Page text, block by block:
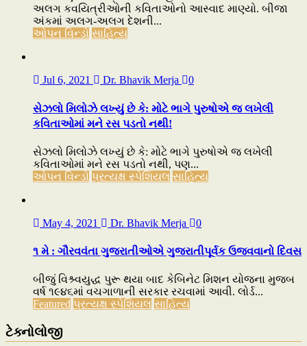
અલગ કવયિત્રીઓની કવિતાઓનો આસ્વાદ માણ્યો. બીજા
અંકમાં અલગ-અલગ દેશની...
ઓપન વિન્ડો સાહિત્ય
Jul 6, 2021 Dr. Bhavik Merja 0
સેઝલો મિલોઝે લખ્યું છે કે: મોટે ભાગે પુરુષોએ જ લખેલી
કવિતાઓમાં મને રસ પડતો નથી!
સેઝલો મિલોઝે લખ્યું છે કે: મોટે ભાગે પુરુષોએ જ લખેલી
કવિતાઓમાં મને રસ પડતો નથી, પણ...
ઓપન વિન્ડો પ્રત્યક્ષ સ્પેશિયલ સાહિત્ય
May 4, 2021 Dr. Bhavik Merja 0
૧ મે : ગૌરવવંતા ગુજરાતીઓએ ગુજરાતીપૂર્વક ઉજવવાનો દિવસ
બીજું વિશ્ર્વયુદ્ધ પુરૂ થયા બાદ કેબિનેટ મિશન યોજના મુજબ
વર્ષ ૧૯૪૬માં વચગાળાની સરકાર રચવામાં આવી. લોર્ડ...
Featured પ્રત્યક્ષ સ્પેશિયલ સાહિત્ય
ટેક્નોલોજી